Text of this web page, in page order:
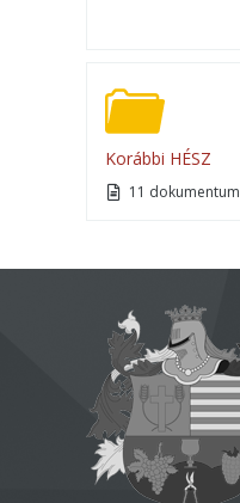
Korábbi HÉSZ
11 dokumentum